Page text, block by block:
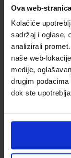
Ova web-
Kolačiće
sadržaj i oglase,
analizirali
naše web-
medije,
drugim
dok ste